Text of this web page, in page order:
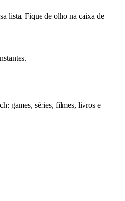
lista. Fique de olho na caixa de
games, séries, filmes, livros e